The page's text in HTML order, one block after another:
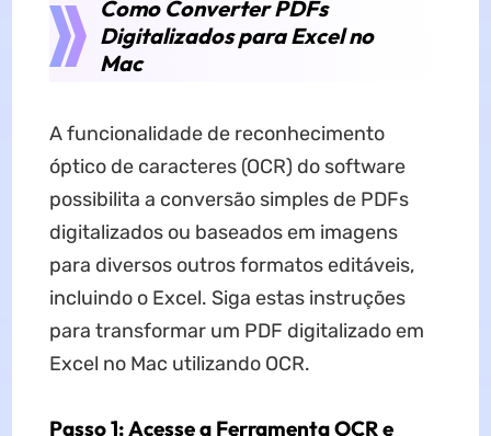
Como Converter PDFs
Digitalizados para Excel no
Mac
A funcionalidade de reconhecimento
óptico de caracteres (OCR) do software
possibilita a conversão simples de PDFs
digitalizados ou baseados em imagens
para diversos outros formatos editáveis,
incluindo o Excel. Siga estas instruções
para transformar um PDF digitalizado em
Excel no Mac utilizando OCR.
Passo 1: Acesse a Ferramenta OCR e